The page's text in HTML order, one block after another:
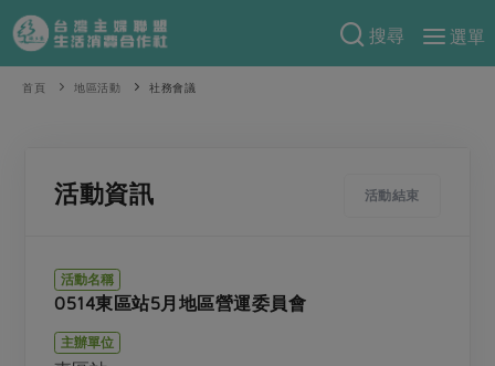
搜尋
選單
產品分類
芽苗類
奶蛋豆・五穀
食材
麵食
肉食
海鮮
特別企畫
把最好的台灣味帶回家！
觀點文章
主婦食堂
關於合作社
認識合作社
首頁 地區活動 社務會議
活動結束
活動資訊
活動名稱
0514東區站5月地區營運委員會
主辦單位